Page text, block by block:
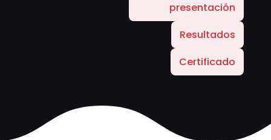
presentación
Resultados
Certificado